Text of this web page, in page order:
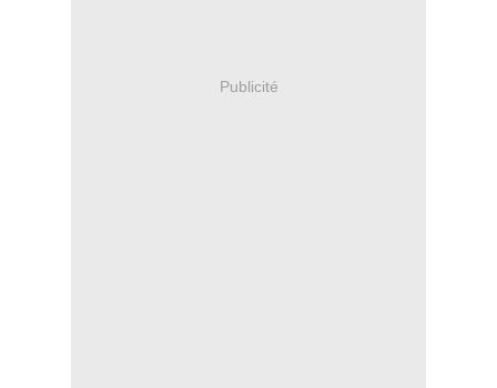
Publicité